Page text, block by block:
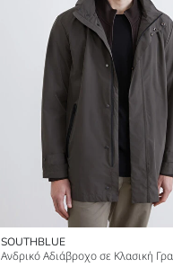
SOUTHBLUE
Ανδρικό Αδιάβροχο σε Κλασική